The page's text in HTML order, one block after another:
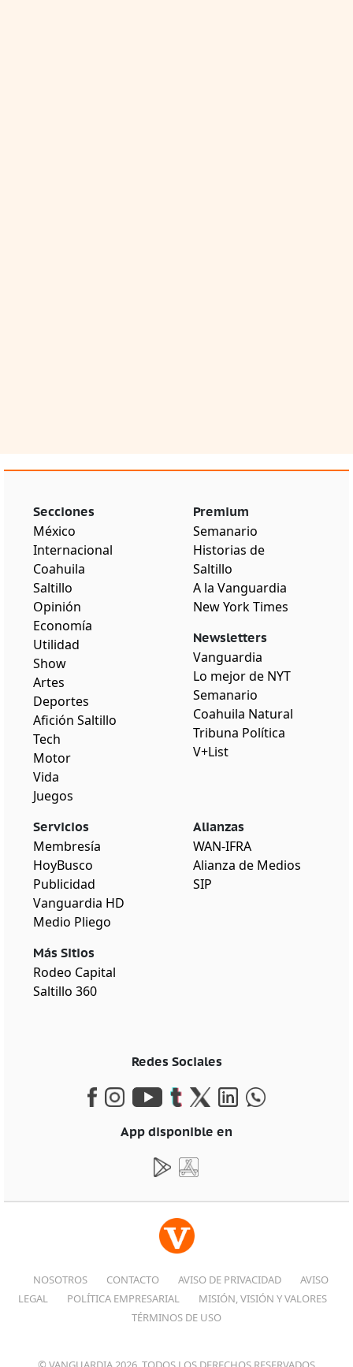
Secciones
México
Internacional
Coahuila
Saltillo
Opinión
Economía
Utilidad
Show
Artes
Deportes
Afición Saltillo
Tech
Motor
Vida
Juegos
Premium
Semanario
Historias de
Saltillo
A la Vanguardia
New York Times
Newsletters
Vanguardia
Lo mejor de NYT
Semanario
Coahuila Natural
Tribuna Política
V+List
Servicios
Membresía
HoyBusco
Publicidad
Vanguardia HD
Medio Pliego
Más Sitios
Rodeo Capital
Saltillo 360
Alianzas
WAN-IFRA
Alianza de Medios
SIP
Redes Sociales
App disponible en
NOSOTROS CONTACTO AVISO DE PRIVACIDAD
AVISO
LEGAL
POLÍTICA EMPRESARIAL
MISIÓN, VISIÓN Y VALORES
TÉRMINOS DE USO